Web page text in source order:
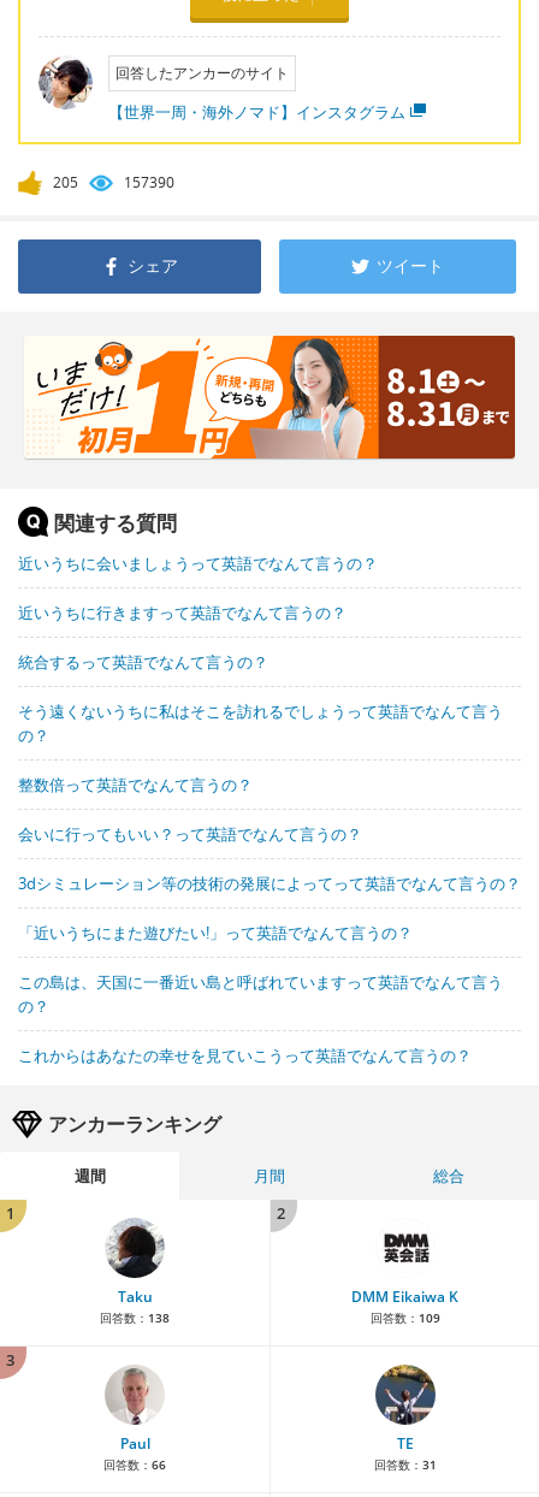
回答したアンカーのサイト
【世界一周・海外ノマド】インスタグラム
205 157390
シェア ツイート
関連する質問
近いうちに会いましょうって英語でなんて言うの？
近いうちに行きますって英語でなんて言うの？
統合するって英語でなんて言うの？
そう遠くないうちに私はそこを訪れるでしょうって英語でなんて言う
の？
整数倍って英語でなんて言うの？
会いに行ってもいい？って英語でなんて言うの？
3dシミュレーション等の技術の発展によってって英語でなんて言うの？
「近いうちにまた遊びたい!」って英語でなんて言うの？
この島は、天国に一番近い島と呼ばれていますって英語でなんて言う
の？
これからはあなたの幸せを見ていこうって英語でなんて言うの？
アンカーランキング
週間 月間
総合
1
Taku
回答数： 138
2
DMM Eikaiwa K
回答数： 109
3
Paul
回答数： 66
TE
回答数： 31